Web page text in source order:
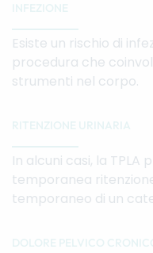
INFEZIONE
Esiste un rischio di
procedura che
strumenti nel corpo.
RITENZIONE URINARIA
In alcuni casi, la
temporanea
temporaneo di un
DOLORE PELVICO